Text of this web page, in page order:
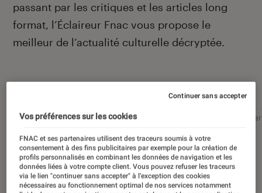
passant par les critiques et les articles long
format, l’Éclaireur Fnac vous propose le
meilleur de l’actualité culturelle décryptée.
Autour de ce sujet
Littérature Film Roman
À la une
Vos préférences sur les cookies
FNAC et ses partenaires utilisent des traceurs soumis à votre
consentement à des fins publicitaires par exemple pour la création de
profils personnalisés en combinant les données de navigation et les
données liées à votre compte client. Vous pouvez refuser les traceurs
via le lien "continuer sans accepter" à l’exception des cookies
nécessaires au fonctionnement optimal de nos services notamment
Continuer sans accepter